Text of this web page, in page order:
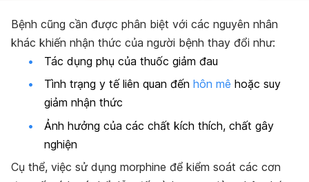
Bệnh cũng cần được phân biệt với các nguyên nhân
khác khiến nhận thức của người bệnh thay đổi như:
Tác dụng phụ của thuốc giảm đau
Tình trạng y tế liên quan đến hôn mê hoặc suy
giảm nhận thức
Ảnh hưởng của các chất kích thích, chất gây
nghiện
Cụ thể, việc sử dụng morphine để kiểm soát các cơn